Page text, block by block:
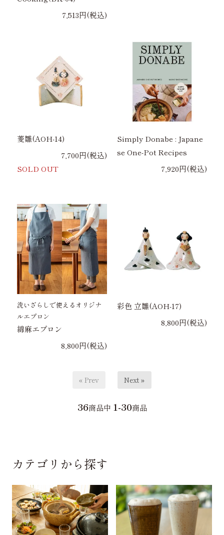
7,513円(税込)
菱雛(AOH-14)
7,700円(税込)
SOLD OUT
Simply Donabe : Japane
se One-Pot Recipes
7,920円(税込)
洗いざらしで使えるオリジナ
ルエプロン
綿麻エプロン
8,800円(税込)
彩色 立雛(AOH-17)
8,800円(税込)
« Prev Next »
36商品中 1-30商品
カテゴリから探す